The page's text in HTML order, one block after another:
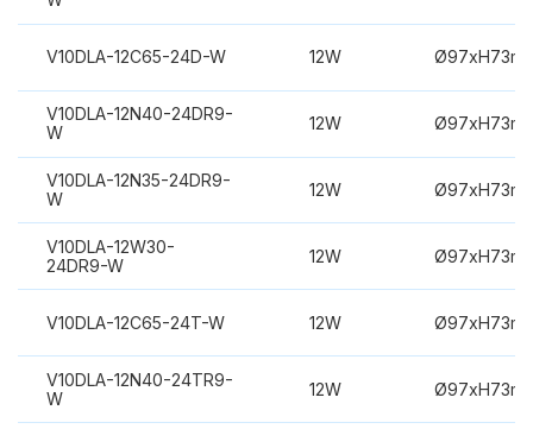
V10DLA-12C65-24D-W 12W
V10DLA-12N40-24DR9-
W
12W
V10DLA-12N35-24DR9-
W
12W
V10DLA-12W30-
24DR9-W
12W
V10DLA-12C65-24T-W 12W
V10DLA-12N40-24TR9-
W
12W